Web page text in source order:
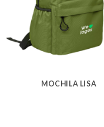
MOCHILA LISA